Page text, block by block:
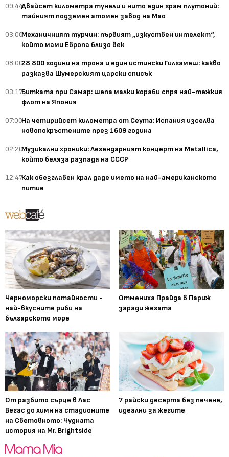
09:44Двайсет километра тунели и нито един грам плутоний:
тайният подземен атомен завод на Мао
03:00Механичният турчин: първият „изкуствен интелект“,
който мами Европа близо век
08:0028 800 години на трона и един истински Гилгамеш: какво
разказва Шумерският царски списък
03:17Битката при Самар: шепа малки кораби спря най-тежкия
флот на Япония
07:00На четирийсет километра от Сеута: Испания изселва
новопокръстените през 1609 година
02:20Музикални хроники: Легендарният концерт на Metallica,
който беляза разпада на СССР
12:47Как обезглавен крал даде името на най-американското
питие
Черноморски потайности -
най-вкусните риби на
българското море
Отмениха Прайда в Париж
заради жегата
От разбито сърце в Лас
Вегас до химн на стадионите
на Световното: Чудната
история на Mr. Brightside
7 райски десерта без печене,
идеални за жегите